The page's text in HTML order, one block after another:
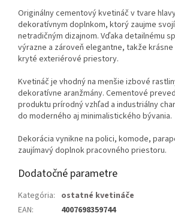
Originálny cementový kvetináč v tvare
dekoratívnym doplnkom, ktorý zaujme
netradičným dizajnom. Vďaka detailnému
výrazne a zároveň elegantne, takže
kryté exteriérové priestory.
Kvetináč je vhodný na menšie izbové
dekoratívne aranžmány. Cementové
produktu prírodný vzhľad a industriálny
do moderného aj minimalistického bývania.
Dekorácia vynikne na polici, komode,
zaujímavý doplnok pracovného priestoru.
Dodatočné parametre
Kategória: ostatné kvetináče
EAN:
4007698359744